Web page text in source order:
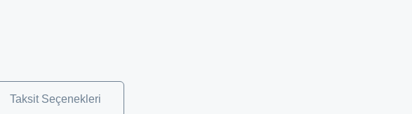
Taksit Seçenekleri